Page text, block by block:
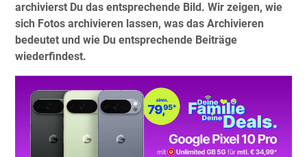
archivierst Du das entsprechende Bild. Wir zeigen, wie
sich Fotos archivieren lassen, was das Archivieren
bedeutet und wie Du entsprechende Beiträge
wiederfindest.